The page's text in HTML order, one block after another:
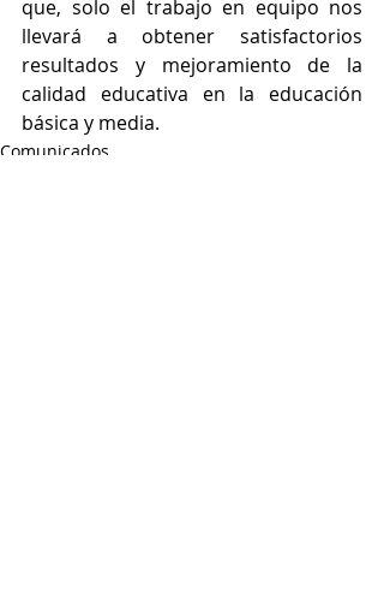
que, solo el trabajo en equipo nos
llevará a obtener satisfactorios
resultados y mejoramiento de la
calidad educativa en la educación
básica y media.
Comunicados